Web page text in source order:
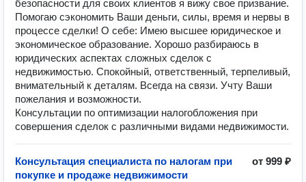
безопасности для своих клиентов я вижу свое призвание.
Помогаю сэкономить Ваши деньги, силы, время и нервы в
процессе сделки! О себе: Имею высшее юридическое и
экономическое образование. Хорошо разбираюсь в
юридических аспектах сложных сделок с
недвижимостью. Спокойный, ответственный, терпеливый,
внимательный к деталям. Всегда на связи. Учту Вaши
пожeлaния и возможнocти.
Консультации по оптимизации налогобложения при
совершения сделок с различными видами недвижимости.
Консультация специалиста по налогам при
покупке и продаже недвижимости
от 999 ₽